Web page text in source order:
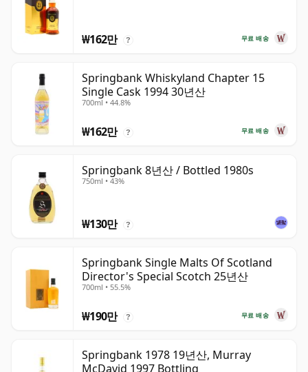
무료 배송
₩162만 ?
Springbank Whiskyland Chapter 15
Single Cask 1994 30년산
700ml • 44.8%
무료 배송
₩162만 ?
Springbank 8년산 / Bottled 1980s
750ml • 43%
₩130만 ?
Springbank Single Malts Of Scotland
Director's Special Scotch 25년산
700ml • 55.5%
무료 배송
₩190만 ?
Springbank 1978 19년산, Murray
McDavid 1997 Bottling